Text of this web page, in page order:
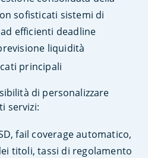
sofisticati sistemi di
efficienti deadline
liquidità
principali
di personalizzare
servizi:
fail coverage automatico,
titoli, tassi di regolamento